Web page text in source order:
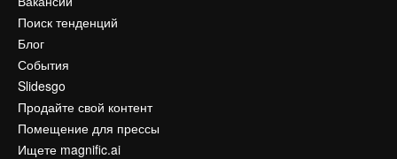
Поиск тенденций
Блог
События
Slidesgo
Продайте свой контент
Помещение для прессы
Ищете magnific.ai